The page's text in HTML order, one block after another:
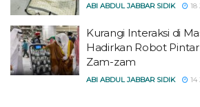
ABI ABDUL JABBAR SIDIK 18
Kurangi Interaksi di
Hadirkan Robot
Zam-zam
ABI ABDUL JABBAR SIDIK 14